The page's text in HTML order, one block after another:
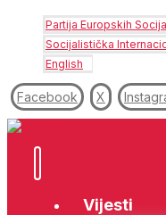
Partija Europskih
Socijalistička
English
Facebook X
Vijesti